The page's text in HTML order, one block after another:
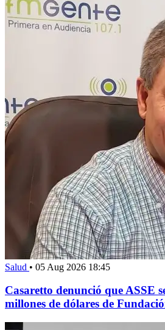
Salud • 05 Aug 2026 18:45
Casaretto denunció que ASSE
millones de dólares de